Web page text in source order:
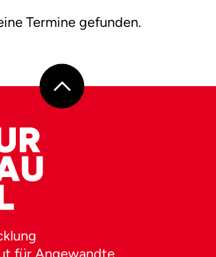
Termine gefunden.
für Angewandte